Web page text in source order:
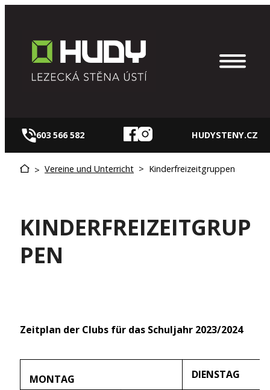
springen
603 566 582 HUDYSTENY.CZ
> Vereine und Unterricht > Kinderfreizeitgruppen
KINDERFREIZEITGRUP
PEN
Zeitplan der Clubs für das Schuljahr 2023/2024
MONTAG
DIENSTAG